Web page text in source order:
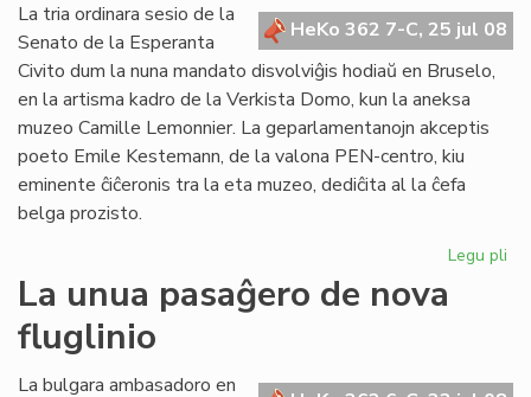
HeKo 362 7-C, 25 jul 08
La tria ordinara sesio de la
Senato de la Esperanta
Civito dum la nuna mandato disvolviĝis hodiaŭ en Bruselo,
en la artisma kadro de la Verkista Domo, kun la aneksa
muzeo Camille Lemonnier. La geparlamentanojn akceptis
poeto Emile Kestemann, de la valona PEN-centro, kiu
eminente ĉiĉeronis tra la eta muzeo, dediĉita al la ĉefa
belga prozisto.
Legu pli
en
La unua pasaĝero de nova
fluglinio
La bulgara ambasadoro en